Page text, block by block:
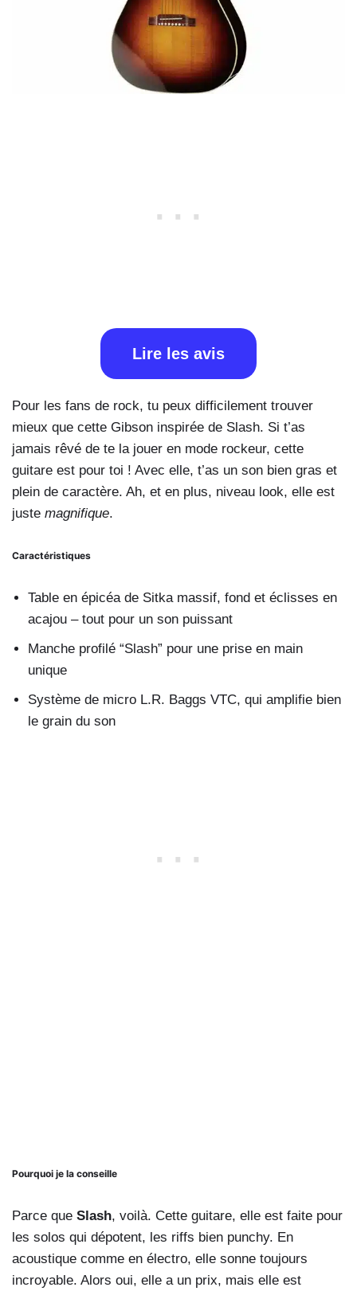
Lire les avis
Pour les fans de rock, tu peux difficilement trouver
mieux que cette Gibson inspirée de Slash. Si t’as
jamais rêvé de te la jouer en mode rockeur, cette
guitare est pour toi ! Avec elle, t’as un son bien gras et
plein de caractère. Ah, et en plus, niveau look, elle est
juste magnifique.
Caractéristiques
Table en épicéa de Sitka massif, fond et éclisses en
acajou – tout pour un son puissant
Manche profilé “Slash” pour une prise en main
unique
Système de micro L.R. Baggs VTC, qui amplifie bien
le grain du son
Pourquoi je la conseille
Parce que Slash, voilà. Cette guitare, elle est faite pour
les solos qui dépotent, les riffs bien punchy. En
acoustique comme en électro, elle sonne toujours
incroyable. Alors oui, elle a un prix, mais elle est